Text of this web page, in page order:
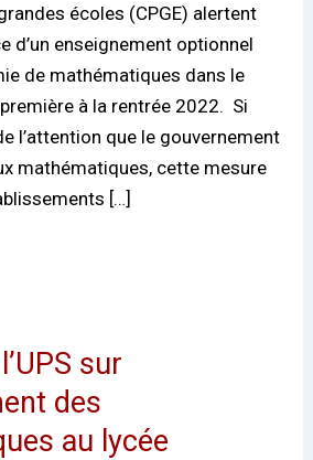
écoles (CPGE) alertent
d’un enseignement optionnel
de mathématiques dans le
à la rentrée 2022. Si
l’attention que le gouvernement
mathématiques, cette mesure
[…]
sur
des
au lycée